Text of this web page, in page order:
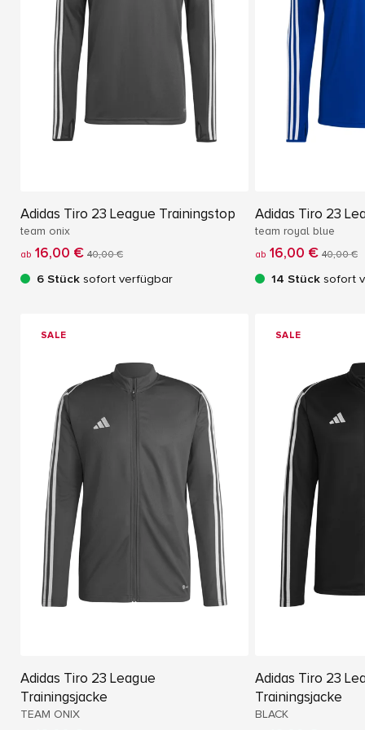
Adidas Tiro 23 League Trainingstop
team onix
ab 16,00 € 40,00 €
6 Stück sofort verfügbar
Adidas Tiro 23
team royal blue
ab 16,00 € 40,00 €
14 Stück sofort
SALE
Adidas Tiro 23 League
Trainingsjacke
TEAM ONIX
SALE
Adidas Tiro 23
Trainingsjacke
BLACK